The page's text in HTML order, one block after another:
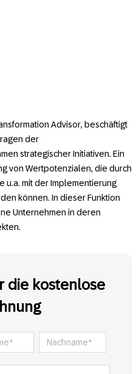
Advisor, beschäftigt
der
strategischer Initiativen. Ein
von Wertpotenzialen, die durch
u.a. mit der Implementierung
können. In dieser Funktion
Unternehmen in deren
die kostenlose